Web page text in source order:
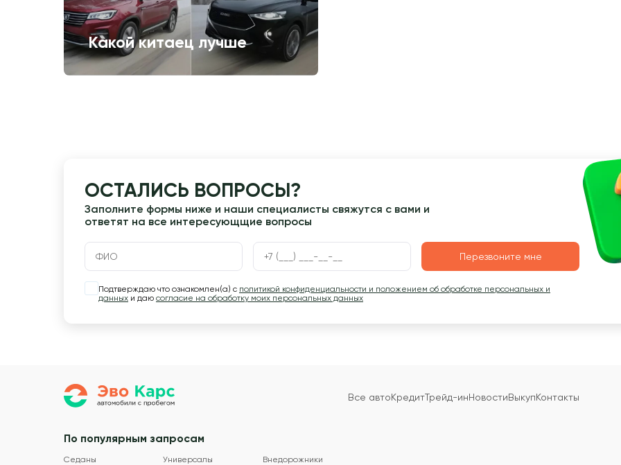
Какой китаец лучше
ОСТАЛИСЬ ВОПРОСЫ?
Заполните формы ниже и наши специалисты свяжутся с вами и
ответят на все интересующщие вопросы
Перезвоните мне
Подтверждаю что ознакомлен(а) с политикой конфиденциальности и положением об обработке персональных и
данных и даю согласие на обработку моих персональных данных
Все автоКредитТрейд-инНовостиВыкупКонтакты
По популярным запросам
Седаны Универсалы Внедорожники